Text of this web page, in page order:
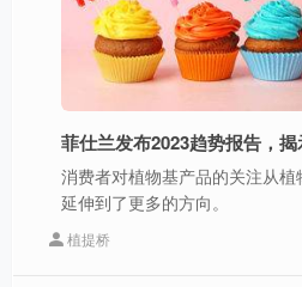
消费者对植物基产品的关注从植
延伸到了更多的方向。
植提桥